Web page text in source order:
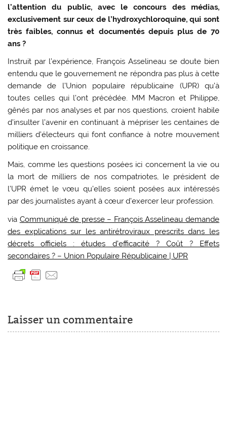
l’attention du public, avec le concours des médias,
exclusivement sur ceux de l’hydroxychloroquine, qui sont
très faibles, connus et documentés depuis plus de 70
ans ?
Instruit par l’expérience, François Asselineau se doute bien
entendu que le gouvernement ne répondra pas plus à cette
demande de l’Union populaire républicaine (UPR) qu’à
toutes celles qui l’ont précédée. MM Macron et Philippe,
gênés par nos analyses et par nos questions, croient habile
d’insulter l’avenir en continuant à mépriser les centaines de
milliers d’électeurs qui font confiance à notre mouvement
politique en croissance.
Mais, comme les questions posées ici concernent la vie ou
la mort de milliers de nos compatriotes, le président de
l’UPR émet le vœu qu’elles soient posées aux intéressés
par des journalistes ayant à cœur d’exercer leur profession.
via Communiqué de presse – François Asselineau demande
des explications sur les antirétroviraux prescrits dans les
décrets officiels : études d’efficacité ? Coût ? Effets
secondaires ? – Union Populaire Républicaine | UPR
Laisser un commentaire